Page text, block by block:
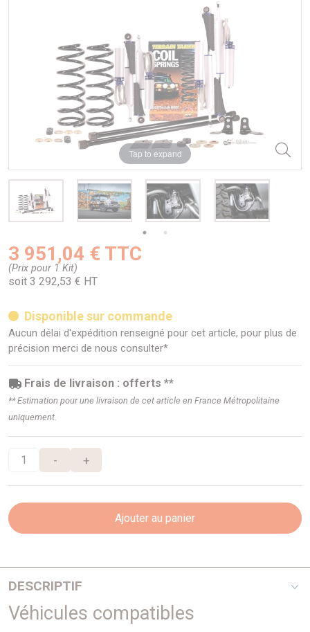
Tap to expand
3 951,04 € TTC
(Prix pour 1 Kit)
soit 3 292,53 € HT
Disponible sur commande
Aucun délai d'expédition renseigné pour cet article, pour plus de
précision merci de nous consulter*
Frais de livraison : offerts **
** Estimation pour une livraison de cet article en France Métropolitaine
uniquement.
- +
Ajouter au panier
DESCRIPTIF
Depuis 1969 TERRAIN TAMER développe et fabrique des
pièces avec une seule idée en tête : celle de vous garantir la
Véhicules compatibles